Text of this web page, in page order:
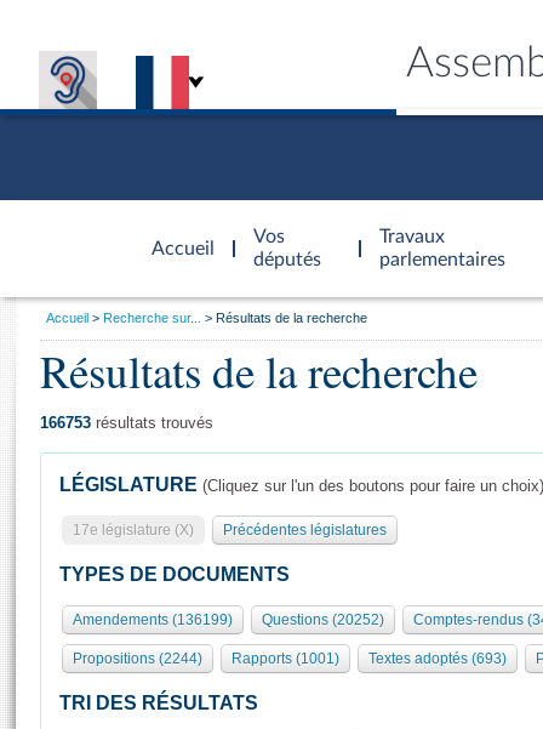
Accueil
d'accueil
Vos
députés
Travaux
parlementaires
Présidence
577 députés
Groupes politiques
Séance publique
Commissions et autres organes
Europe et International
Général
Rôle et pouvoirs de l'Assemblée
Organisation de l'Assemblée
Présidence Conférence des Présidents Bureau Collège des
Visiter l'Assemblée
Visite virtuelle du palais Bourbon
Assister à une séance
Vous
Accueil Recherche sur... Résultats de la recherche
Résultats de la recherche
166753 résultats trouvés
LÉGISLATURE (Cliquez sur l'un des boutons pour faire un choix)
17e législature (X) Précédentes législatures
TYPES DE DOCUMENTS
Amendements (136199) Questions (20252) Comptes-rendus
Propositions (2244) Rapports (1001) Textes adoptés (693)
TRI DES RÉSULTATS